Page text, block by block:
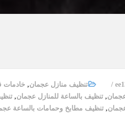
تنظيف منازل عجمان, خادمات
, تنظيف بالساعة للمنازل عجمان,
, تنظيف مطابخ وحمامات بالساعة